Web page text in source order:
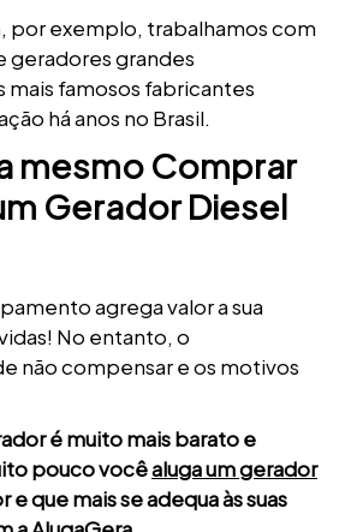
por exemplo, trabalhamos com
geradores grandes
mais famosos fabricantes
há anos no Brasil.
mesmo Comprar
Gerador Diesel
agrega valor a sua
No entanto, o
não compensar e os motivos
é muito mais barato e
pouco vocêaluga um gerador
que mais se adequa às suas